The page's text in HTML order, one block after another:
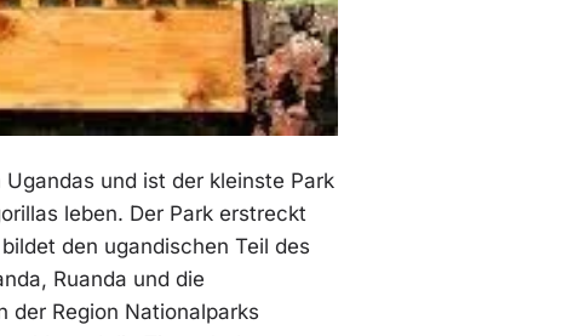
und ist der kleinste Park
leben. Der Park erstreckt
den ugandischen Teil des
Ruanda und die
der Region Nationalparks